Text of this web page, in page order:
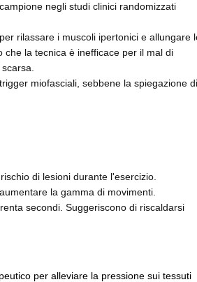
negli studi clinici randomizzati
rilassare i muscoli ipertonici e allungare
la tecnica è inefficace per il mal di
miofasciali, sebbene la spiegazione di
di lesioni durante l'esercizio.
la gamma di movimenti.
secondi. Suggeriscono di riscaldarsi
per alleviare la pressione sui tessuti